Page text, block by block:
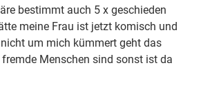
bestimmt auch 5 x geschieden
meine Frau ist jetzt komisch und
um mich kümmert geht das
Menschen sind sonst ist da